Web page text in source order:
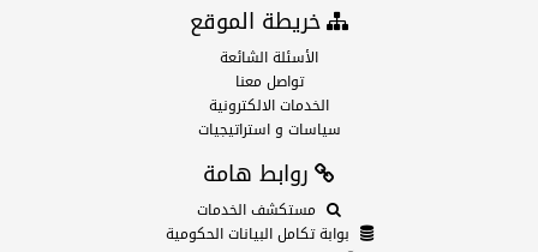
خريطة الموقع
الأسئلة الشائعة
تواصل معنا
الخدمات الالكترونية
سياسات و استراتيجيات
روابط هامة
مستكشف الخدمات
بوابة تكامل البيانات الحكومية